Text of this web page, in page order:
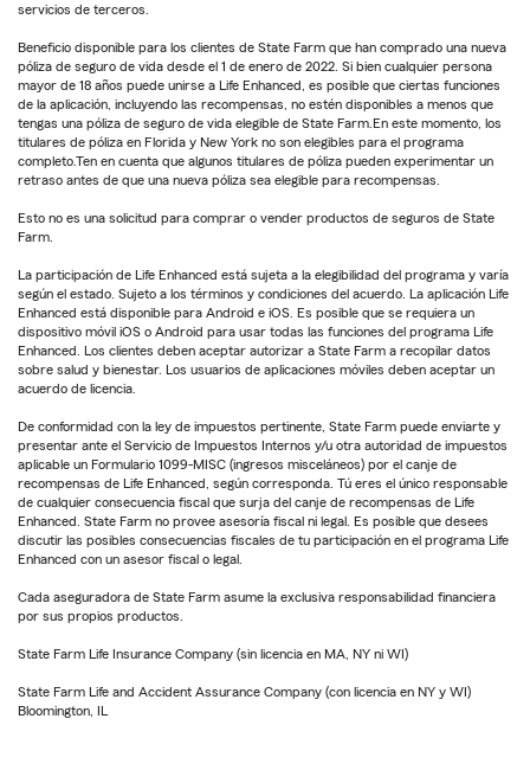
servicios de terceros.
Beneficio disponible para los clientes de State Farm que han comprado una nueva
póliza de seguro de vida desde el 1 de enero de 2022. Si bien cualquier persona
mayor de 18 años puede unirse a Life Enhanced, es posible que ciertas funciones
de la aplicación, incluyendo las recompensas, no estén disponibles a menos que
tengas una póliza de seguro de vida elegible de State Farm.En este momento, los
titulares de póliza en Florida y New York no son elegibles para el programa
completo.Ten en cuenta que algunos titulares de póliza pueden experimentar un
retraso antes de que una nueva póliza sea elegible para recompensas.
Esto no es una solicitud para comprar o vender productos de seguros de State
Farm.
La participación de Life Enhanced está sujeta a la elegibilidad del programa y varía
según el estado. Sujeto a los términos y condiciones del acuerdo. La aplicación Life
Enhanced está disponible para Android e iOS. Es posible que se requiera un
dispositivo móvil iOS o Android para usar todas las funciones del programa Life
Enhanced. Los clientes deben aceptar autorizar a State Farm a recopilar datos
sobre salud y bienestar. Los usuarios de aplicaciones móviles deben aceptar un
acuerdo de licencia.
De conformidad con la ley de impuestos pertinente, State Farm puede enviarte y
presentar ante el Servicio de Impuestos Internos y/u otra autoridad de impuestos
aplicable un Formulario 1099-MISC (ingresos misceláneos) por el canje de
recompensas de Life Enhanced, según corresponda. Tú eres el único responsable
de cualquier consecuencia fiscal que surja del canje de recompensas de Life
Enhanced. State Farm no provee asesoría fiscal ni legal. Es posible que desees
discutir las posibles consecuencias fiscales de tu participación en el programa Life
Enhanced con un asesor fiscal o legal.
Cada aseguradora de State Farm asume la exclusiva responsabilidad financiera
por sus propios productos.
State Farm Life Insurance Company (sin licencia en MA, NY ni WI)
State Farm Life and Accident Assurance Company (con licencia en NY y WI)
Bloomington, IL